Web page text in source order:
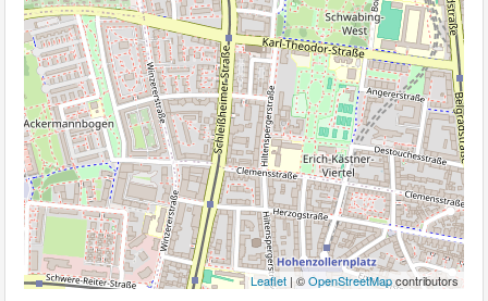
Leaflet | ©OpenStreetMapcontributors